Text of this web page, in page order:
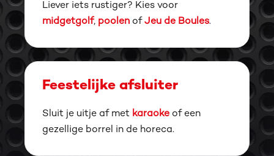
Liever iets rustiger? Kies voor
midgetgolf, poolen ofJeu de Boules.
Feestelijke afsluiter
Sluit je uitje af met karaoke of een
gezellige borrel in de horeca.